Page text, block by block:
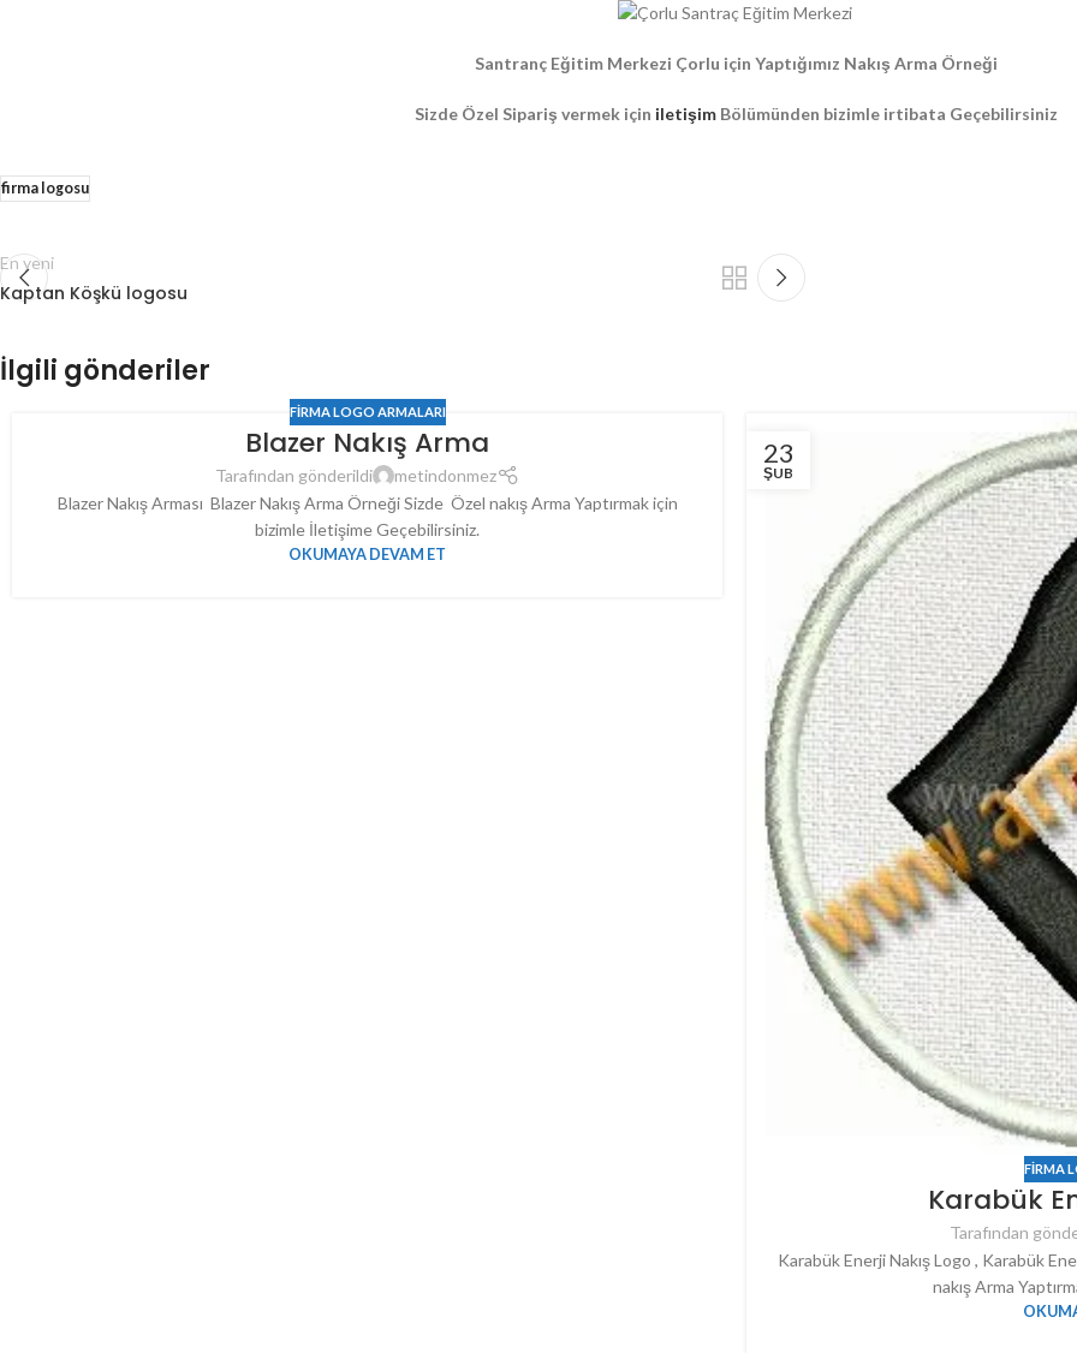
Santranç Eğitim Merkezi Çorlu için Yaptığımız Nakış Arma Örneği
Sizde Özel Sipariş vermek için iletişim Bölümünden bizimle irtibata Geçebilirsiniz
firma logosu
En yeni
Kaptan Köşkü logosu
İlgili gönderiler
FIRMA LOGO ARMALARI
Blazer Nakış Arma
Tarafından gönderildi
metindonmez
Blazer Nakış Arması Blazer Nakış Arma Örneği Sizde Özel nakış Arma Yaptırmak için
bizimle İletişime Geçebilirsiniz.
OKUMAYA DEVAM ET
23
ŞUB
FIRMA
Karabük
Tarafından
Karabük Enerji Nakış Logo , Karabük
nakış Arma